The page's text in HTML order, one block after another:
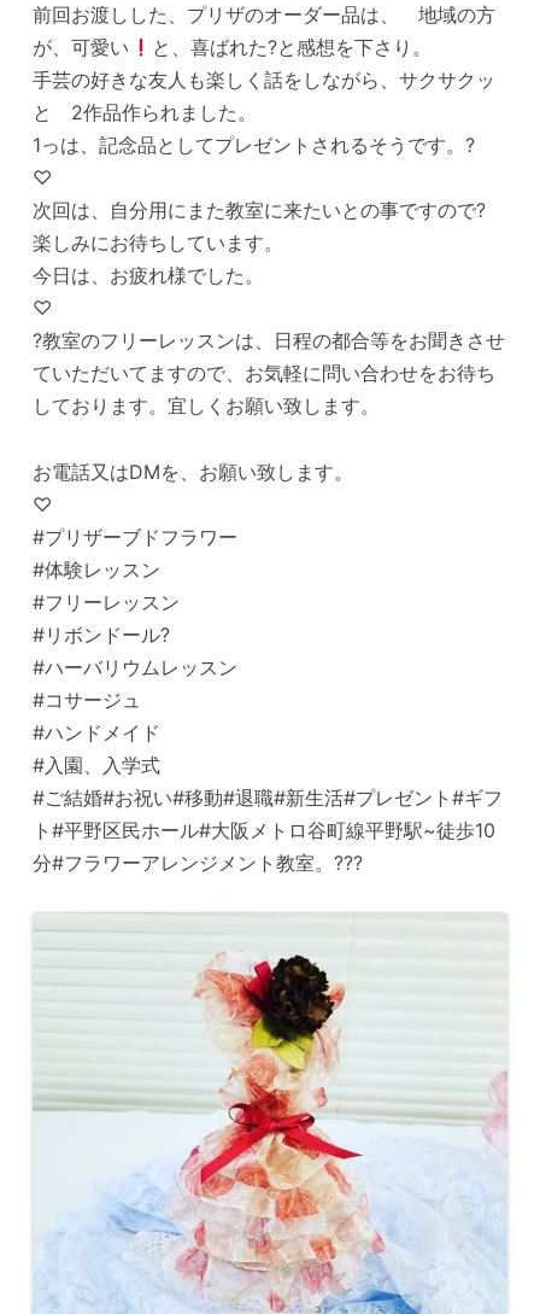
前回お渡しした、プリザのオーダー品は、 地域の方
が、可愛い
と、喜ばれた?と感想を下さり。
手芸の好きな友人も楽しく話をしながら、サクサクッ
と 2作品作られました。
1っは、記念品としてプレゼントされるそうです。?
♡
次回は、自分用にまた教室に来たいとの事ですので?
楽しみにお待ちしています。
今日は、お疲れ様でした。
♡
?教室のフリーレッスンは、日程の都合等をお聞きさせ
ていただいてますので、お気軽に問い合わせをお待ち
しております。宜しくお願い致します。
お電話又はDMを、お願い致します。
♡
#プリザーブドフラワー
#体験レッスン
#フリーレッスン
#リボンドール?️
#ハーバリウムレッスン
#コサージュ
#ハンドメイド
#入園、入学式
#ご結婚#お祝い#移動#退職#新生活#プレゼント#ギフ
ト#平野区民ホール#大阪メトロ谷町線平野駅~徒歩10
分#フラワーアレンジメント教室。???